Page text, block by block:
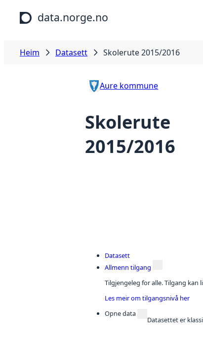
Hopp til hovudinnhald
data.norge.no
Heim Datasett Skolerute 2015/2016
Aure kommune
Skolerute
2015/2016
Datasett
Allmenn tilgang
Tilgjengeleg for alle. Tilgang kan
Les meir om tilgangsnivå her
Opne data
Datasettet er